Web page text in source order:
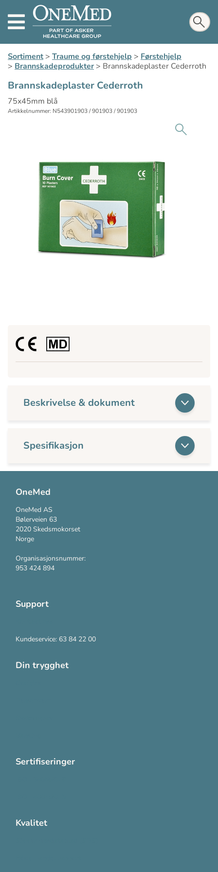
Sortiment> Traume og førstehjelp > Førstehjelp
> Brannskadeprodukter> Brannskadeplaster Cederroth
Brannskadeplaster Cederroth
75x45mm blå
Artikkelnummer: N543901903 / 901903 / 901903
Beskrivelse & dokument
Spesifikasjon
OneMed
OneMed AS
Bølerveien 63
2020 Skedsmokorset
Norge
Organisasjonsnummer:
953 424 894
Support
Kundeservice: 63 84 22 00
Din trygghet
Sertifiseringer
Kvalitet